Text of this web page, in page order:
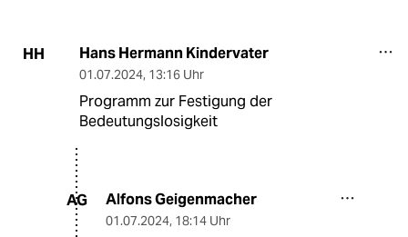
HH Hans Hermann Kindervater
01.07.2024, 13:16 Uhr
Programm zur Festigung der
Bedeutungslosigkeit
AG Alfons Geigenmacher
01.07.2024, 18:14 Uhr